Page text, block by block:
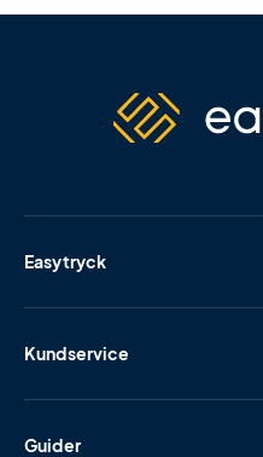
Easytryck
Kundservice
Guider